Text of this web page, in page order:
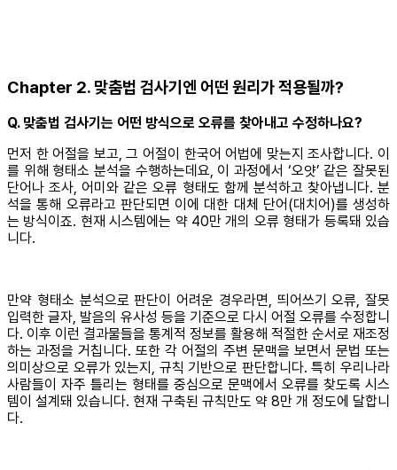
Chapter 2. 맞춤법 검사기엔 어떤 원리가 적용될까?
Q. 맞춤법 검사기는 어떤 방식으로 오류를 찾아내고 수정하나요?
먼저 한 어절을 보고, 그 어절이 한국어 어법에 맞는지 조사합니다. 이
를 위해 형태소 분석을 수행하는데요, 이 과정에서 ‘오얏’ 같은 잘못된
단어나 조사, 어미와 같은 오류 형태도 함께 분석하고 찾아냅니다. 분
석을 통해 오류라고 판단되면 이에 대한 대체 단어(대치어)를 생성하
는 방식이죠. 현재 시스템에는 약 40만 개의 오류 형태가 등록돼 있습
니다.
만약 형태소 분석으로 판단이 어려운 경우라면, 띄어쓰기 오류, 잘못
입력한 글자, 발음의 유사성 등을 기준으로 다시 어절 오류를 수정합니
다. 이후 이런 결과물들을 통계적 정보를 활용해 적절한 순서로 재조정
하는 과정을 거칩니다. 또한 각 어절의 주변 문맥을 보면서 문법 또는
의미상으로 오류가 있는지, 규칙 기반으로 판단합니다. 특히 우리나라
사람들이 자주 틀리는 형태를 중심으로 문맥에서 오류를 찾도록 시스
템이 설계돼 있습니다. 현재 구축된 규칙만도 약 8만 개 정도에 달합니
다.